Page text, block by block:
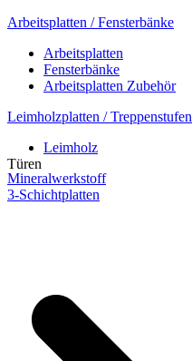
Arbeitsplatten / Fensterbänke
Arbeitsplatten
Fensterbänke
Arbeitsplatten Zubehör
Leimholzplatten / Treppenstufen
Leimholz
Mineralwerkstoff
3-Schichtplatten
Türen